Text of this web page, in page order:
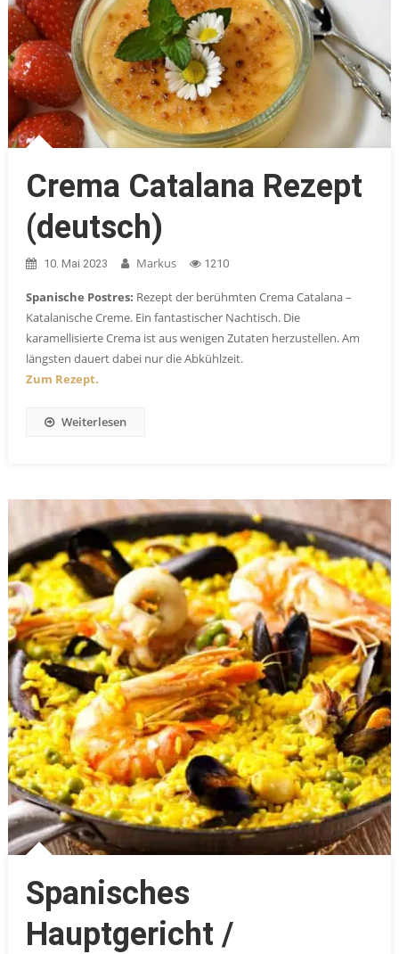
Crema Catalana Rezept
(deutsch)
10. Mai 2023 Markus 1210
Spanische Postres: Rezept der berühmten Crema Catalana –
Katalanische Creme. Ein fantastischer Nachtisch. Die
karamellisierte Crema ist aus wenigen Zutaten herzustellen. Am
längsten dauert dabei nur die Abkühlzeit.
Zum Rezept.
Weiterlesen
Spanisches
Hauptgericht /